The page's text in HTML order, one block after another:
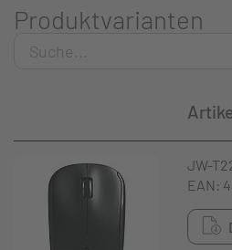
Produktvarianten
JW-
EAN: